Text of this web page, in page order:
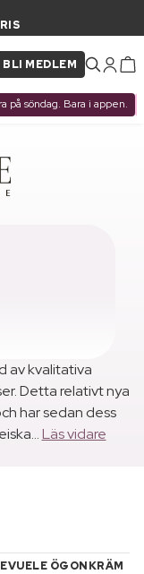
BLI MEDLEM
på söndag. Bara i appen.
av kvalitativa
Detta relativt nya
har sedan dess
Läs vidare
ÖGONKRÄM